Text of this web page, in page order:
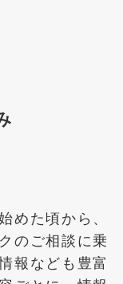
めた頃から、
のご相談に乗
報なども豊富